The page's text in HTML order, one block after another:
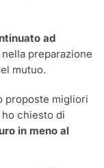
ad
preparazione
mutuo.
proposte migliori
chiesto di
in meno al